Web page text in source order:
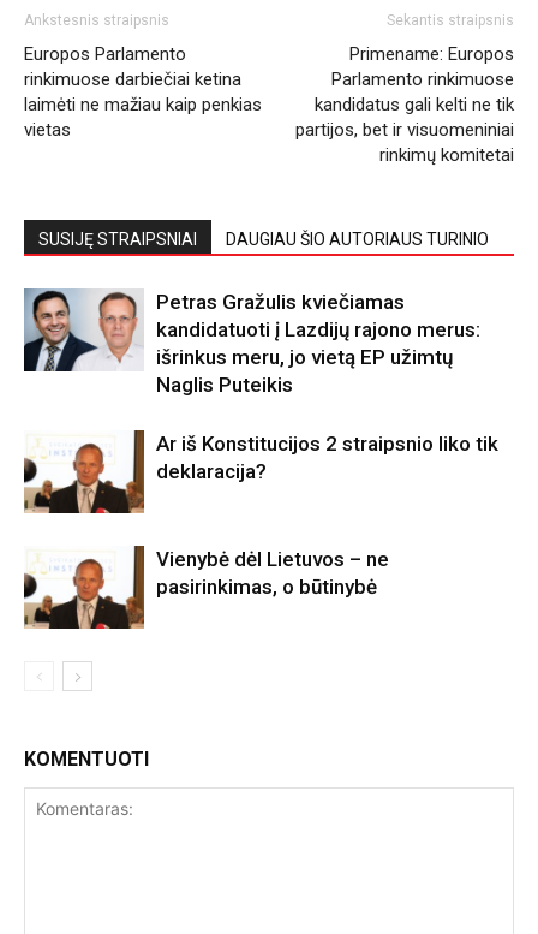
Ankstesnis straipsnis
Europos Parlamento
rinkimuose darbiečiai ketina
laimėti ne mažiau kaip penkias
vietas
Sekantis straipsnis
Primename: Europos
Parlamento rinkimuose
kandidatus gali kelti ne tik
partijos, bet ir visuomeniniai
rinkimų komitetai
SUSIJĘ STRAIPSNIAI DAUGIAU ŠIO AUTORIAUS TURINIO
Petras Gražulis kviečiamas
kandidatuoti į Lazdijų rajono merus:
išrinkus meru, jo vietą EP užimtų
Naglis Puteikis
Ar iš Konstitucijos 2 straipsnio liko tik
deklaracija?
Vienybė dėl Lietuvos – ne
pasirinkimas, o būtinybė
KOMENTUOTI